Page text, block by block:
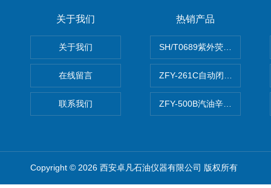
关于我们
关于我们
在线留言
联系我们
热销产品
SH/T0689紫外荧光测硫仪
ZFY-261C自动闭口闪点测定
ZFY-500B汽油辛烷值测定仪
Copyright © 2026 西安卓凡石油仪器有限公司 版权所有